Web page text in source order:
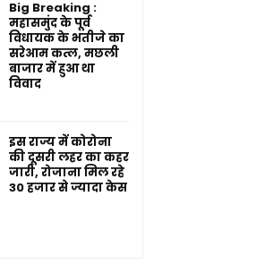
Big Breaking :
महासमुंद के पूर्व
विधायक के भतीजे का
सरेआम कत्ल, मछली
बाजार में हुआ था
विवाद
इस राज्य में कोरोना
की दूसरी लहर का कहर
जारी, रोजाना मिल रहे
30 हजार से ज्यादा केस